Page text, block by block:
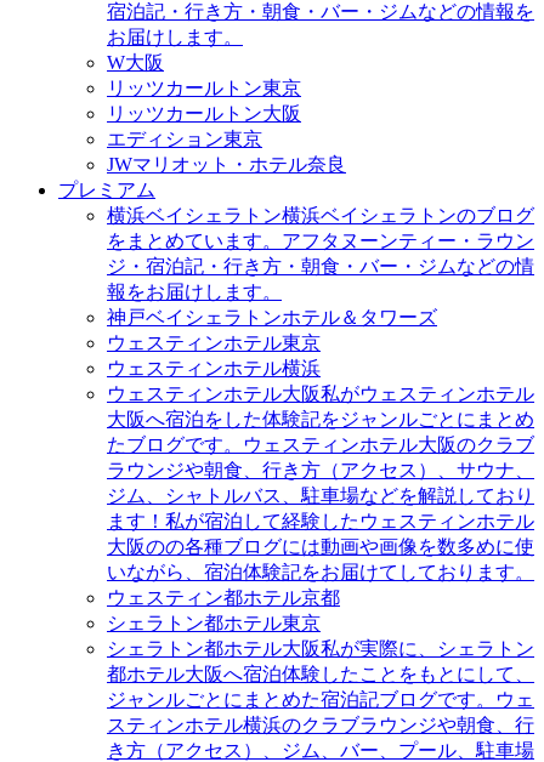
宿泊記・行き方・朝食・バー・ジムなどの情報を
お届けします。
W大阪
リッツカールトン東京
リッツカールトン大阪
エディション東京
JWマリオット・ホテル奈良
プレミアム
横浜ベイシェラトン横浜ベイシェラトンのブログ
をまとめています。アフタヌーンティー・ラウン
ジ・宿泊記・行き方・朝食・バー・ジムなどの情
報をお届けします。
神戸ベイシェラトンホテル＆タワーズ
ウェスティンホテル東京
ウェスティンホテル横浜
ウェスティンホテル大阪私がウェスティンホテル
大阪へ宿泊をした体験記をジャンルごとにまとめ
たブログです。ウェスティンホテル大阪のクラブ
ラウンジや朝食、行き方（アクセス）、サウナ、
ジム、シャトルバス、駐車場などを解説しており
ます！私が宿泊して経験したウェスティンホテル
大阪のの各種ブログには動画や画像を数多めに使
いながら、宿泊体験記をお届けてしております。
ウェスティン都ホテル京都
シェラトン都ホテル東京
シェラトン都ホテル大阪私が実際に、シェラトン
都ホテル大阪へ宿泊体験したことをもとにして、
ジャンルごとにまとめた宿泊記ブログです。ウェ
スティンホテル横浜のクラブラウンジや朝食、行
き方（アクセス）、ジム、バー、プール、駐車場